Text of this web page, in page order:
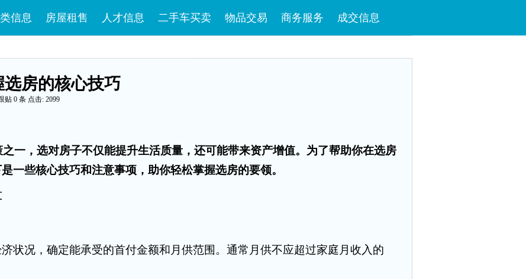
信息 房屋租售 人才信息 二手车买卖 物品交易 商务服务 成交信息
房的核心技巧
贴 0 条 点击: 2099
一，选对房子不仅能提升生活质量，还可能带来资产增值。为了帮助你在选房
一些核心技巧和注意事项，助你轻松掌握选房的要领。
况，确定能承受的首付金额和月供范围。通常月供不应超过家庭月收入的